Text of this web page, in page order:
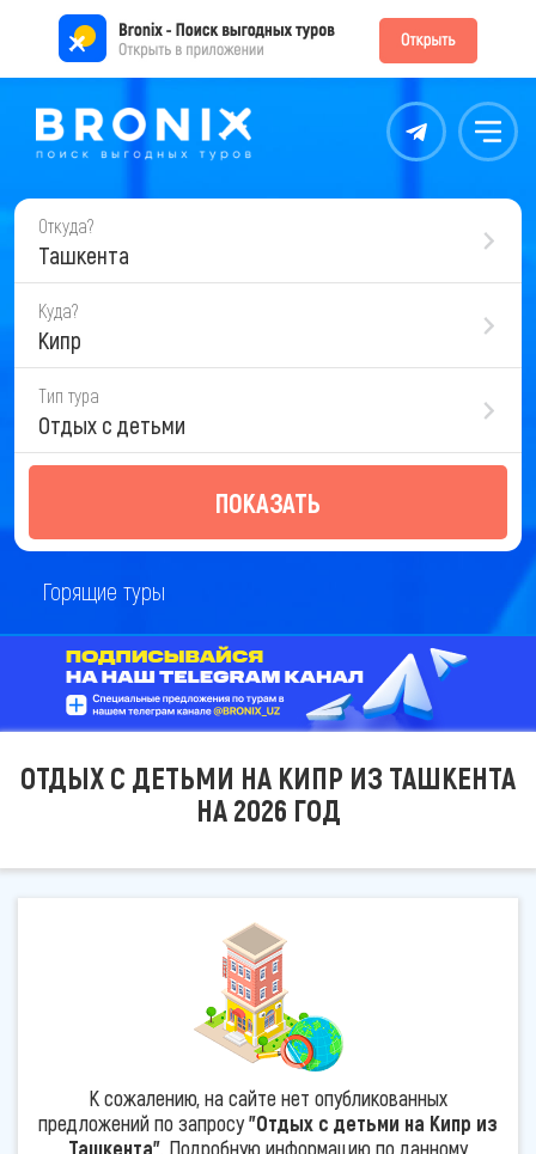
Контакты Меню
Откуда?
Ташкента
Куда?
Кипр
Тип тура
Отдых с детьми
ПОКАЗАТЬ
Горящие туры
ОТДЫХ С ДЕТЬМИ НА КИПР ИЗ ТАШКЕНТА
НА 2026 ГОД
К сожалению, на сайте нет опубликованных
предложений по запросу"Отдых с детьми на Кипр из
Ташкента". Подробную информацию по данному